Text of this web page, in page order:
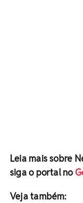
Leia mais sobre
siga o portal no
Veja também: